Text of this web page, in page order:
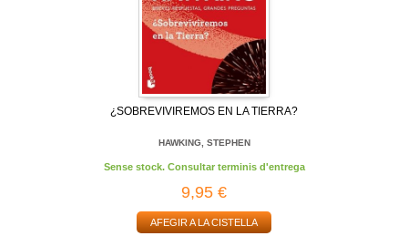
¿SOBREVIVIREMOS EN LA TIERRA?
HAWKING, STEPHEN
Sense stock. Consultar terminis d'entrega
9,95 €
AFEGIR A LA CISTELLA